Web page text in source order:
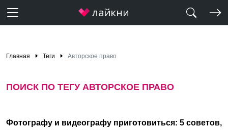
Главная Теги Авторское право
ПОИСК ПО ТЕГУ АВТОРСКОЕ ПРАВО
Фотографу и видеографу приготовиться: 5 советов,